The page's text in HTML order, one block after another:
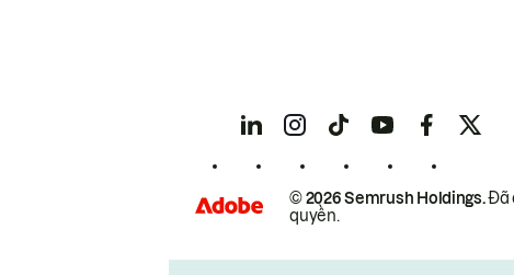
© 2026 Semrush Holdings.Đã
quyền.